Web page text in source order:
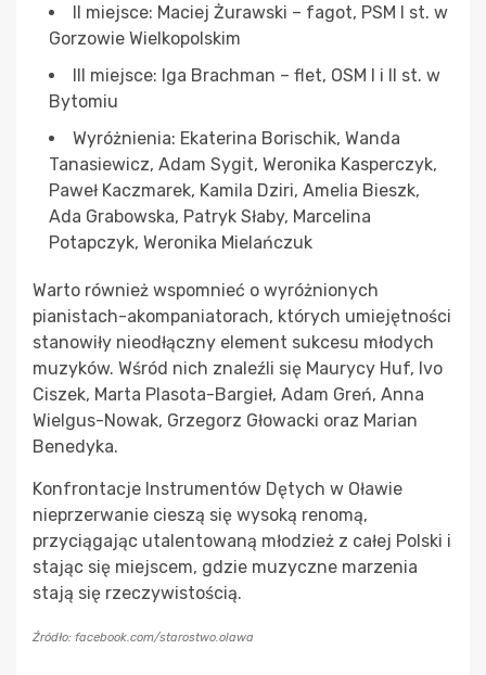
II miejsce: Maciej Żurawski – fagot, PSM I st. w
Gorzowie Wielkopolskim
III miejsce: Iga Brachman – flet, OSM I i II st. w
Bytomiu
Wyróżnienia: Ekaterina Borischik, Wanda
Tanasiewicz, Adam Sygit, Weronika Kasperczyk,
Paweł Kaczmarek, Kamila Dziri, Amelia Bieszk,
Ada Grabowska, Patryk Słaby, Marcelina
Potapczyk, Weronika Mielańczuk
Warto również wspomnieć o wyróżnionych
pianistach-akompaniatorach, których umiejętności
stanowiły nieodłączny element sukcesu młodych
muzyków. Wśród nich znaleźli się Maurycy Huf, Ivo
Ciszek, Marta Plasota-Bargieł, Adam Greń, Anna
Wielgus-Nowak, Grzegorz Głowacki oraz Marian
Benedyka.
Konfrontacje Instrumentów Dętych w Oławie
nieprzerwanie cieszą się wysoką renomą,
przyciągając utalentowaną młodzież z całej Polski i
stając się miejscem, gdzie muzyczne marzenia
stają się rzeczywistością.
Źródło: facebook.com/starostwo.olawa